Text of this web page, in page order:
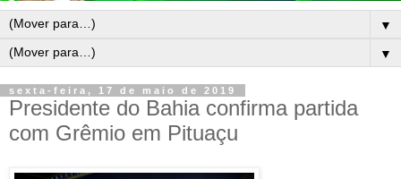
▼
▼
sexta-feira, 17 de maio de 2019
Presidente do Bahia confirma partida
com Grêmio em Pituaçu